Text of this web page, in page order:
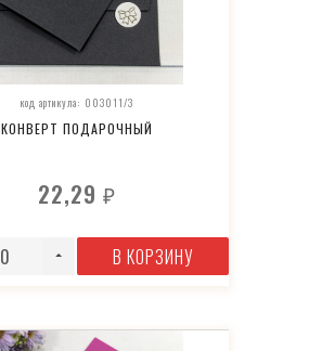
код артикула: 003011/3
КОНВЕРТ ПОДАРОЧНЫЙ
22,29₽
В КОРЗИНУ